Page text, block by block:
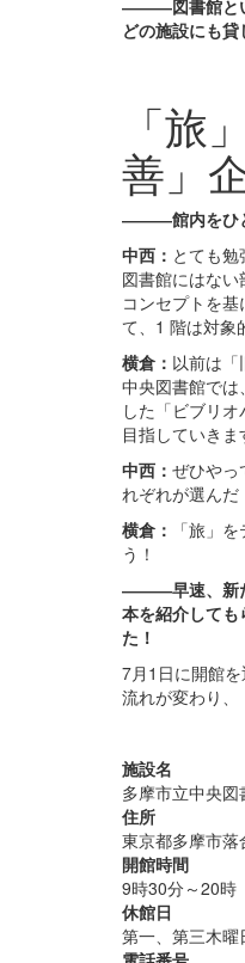
―――図書館と
どの施設にも貸
「旅
善」
―――館内をひと
中西： とても
図書館にはな
コンセプトを
て、1 階は対象
横倉： 以前は
中央図書館では、
した「ビブリ
目指していき
中西： ぜひやっ
れぞれが選んだ
横倉：
「旅」
う！
―――早速、新た
本を紹介しても
た！
7月1日に開館
流れが変わり、
施設名
多摩市立中央図
住所
東京都多摩市落
開館時間
9時30分～20時
休館日
第一、第三木